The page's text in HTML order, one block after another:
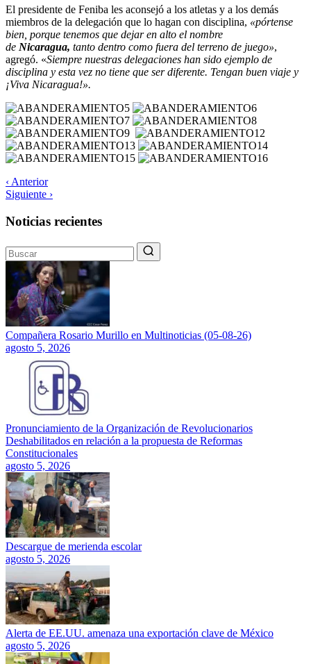
El presidente de Feniba les aconsejó a los atletas y a los demás
miembros de la delegación que lo hagan con disciplina, «pórtense
bien, porque tenemos que dejar en alto el nombre
de Nicaragua, tanto dentro como fuera del terreno de juego»,
agregó. «Siempre nuestras delegaciones han sido ejemplo de
disciplina y esta vez no tiene que ser diferente. Tengan buen viaje y
¡Viva Nicaragua!».
‹ Anterior
Siguiente ›
Noticias recientes
Compañera Rosario Murillo en Multinoticias (05-08-26)
agosto 5, 2026
Pronunciamiento de la Organización de Revolucionarios
Deshabilitados en relación a la propuesta de Reformas
Constitucionales
agosto 5, 2026
Descargue de merienda escolar
agosto 5, 2026
Alerta de EE.UU. amenaza una exportación clave de México
agosto 5, 2026